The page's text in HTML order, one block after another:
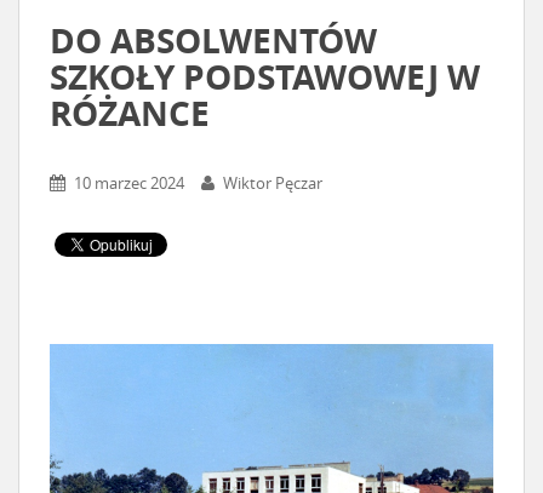
DO ABSOLWENTÓW
SZKOŁY PODSTAWOWEJ W
RÓŻANCE
10 marzec 2024 Wiktor Pęczar